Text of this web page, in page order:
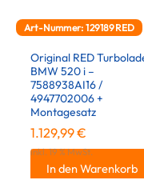
Art-Nummer: 129189RED
Original RED
BMW 520 i –
7588938AI16 /
4947702006 +
Montagesatz
1.129,99€
inkl. 19 % MwSt.
In den Warenkorb